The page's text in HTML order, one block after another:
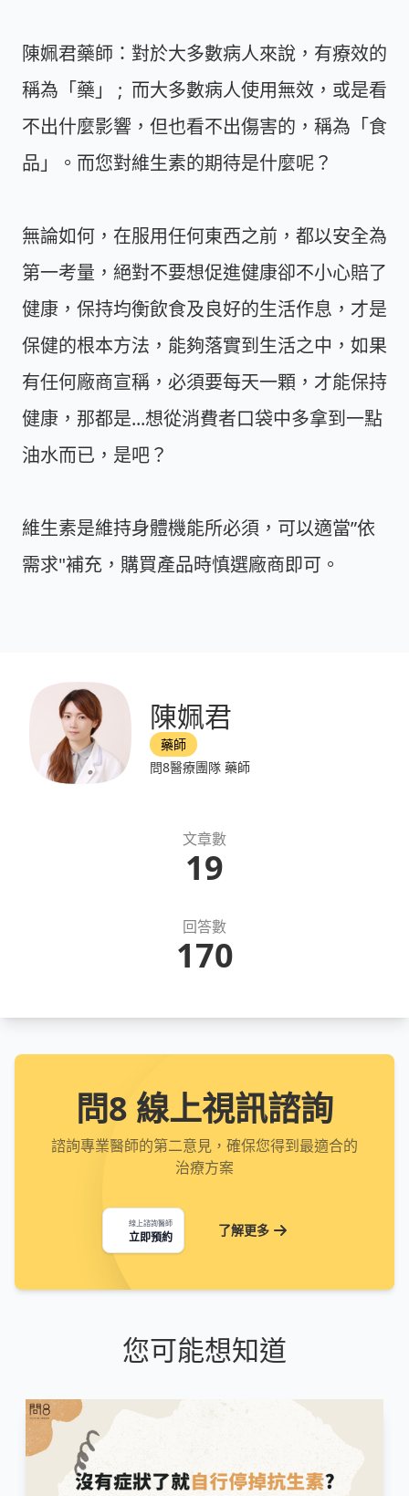
陳姵君藥師：對於大多數病人來說，有療效的
稱為「藥」 ; 而大多數病人使用無效，或是看
不出什麼影響，但也看不出傷害的，稱為「食
品」。而您對維生素的期待是什麼呢？
無論如何，在服用任何東西之前，都以安全為
第一考量，絕對不要想促進健康卻不小心賠了
健康，保持均衡飲食及良好的生活作息，才是
保健的根本方法，能夠落實到生活之中，如果
有任何廠商宣稱，必須要每天一顆，才能保持
健康，那都是...想從消費者口袋中多拿到一點
油水而已，是吧？
維生素是維持身體機能所必須，可以適當”依
需求"補充，購買產品時慎選廠商即可。
陳姵君
藥師
問8醫療團隊 藥師
文章數
19
回答數
170
問8 線上視訊諮詢
諮詢專業醫師的第二意見，確保您得到最適合的
治療方案
線上諮詢醫師
立即預約 了解更多
您可能想知道